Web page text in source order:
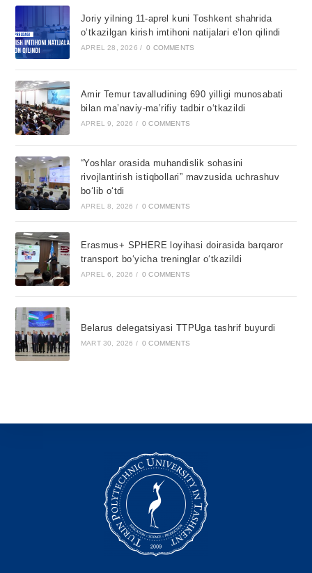
Joriy yilning 11-aprel kuni Toshkent shahrida
o’tkazilgan kirish imtihoni natijalari e’lon qilindi
APREL 28, 2026 / 0 COMMENTS
Amir Temur tavalludining 690 yilligi munosabati
bilan ma’naviy-ma’rifiy tadbir o‘tkazildi
APREL 9, 2026 / 0 COMMENTS
“Yoshlar orasida muhandislik sohasini
rivojlantirish istiqbollari” mavzusida uchrashuv
bo‘lib o‘tdi
APREL 8, 2026 / 0 COMMENTS
Erasmus+ SPHERE loyihasi doirasida barqaror
transport bo‘yicha treninglar o‘tkazildi
APREL 6, 2026 / 0 COMMENTS
Belarus delegatsiyasi TTPUga tashrif buyurdi
MART 30, 2026 / 0 COMMENTS